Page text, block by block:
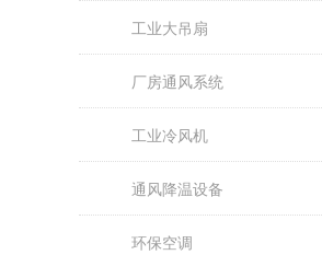
工业大吊扇
厂房通风系统
工业冷风机
通风降温设备
环保空调